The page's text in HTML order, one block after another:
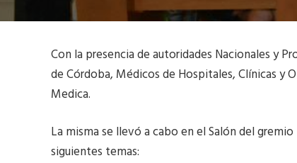
Con la presencia de autoridades Nacionales y
de Córdoba, Médicos de Hospitales, Clínicas y
Medica.
La misma se llevó a cabo en el Salón del
siguientes temas: